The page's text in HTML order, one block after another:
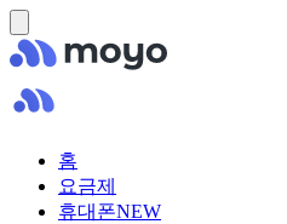
홈
요금제
휴대폰NEW